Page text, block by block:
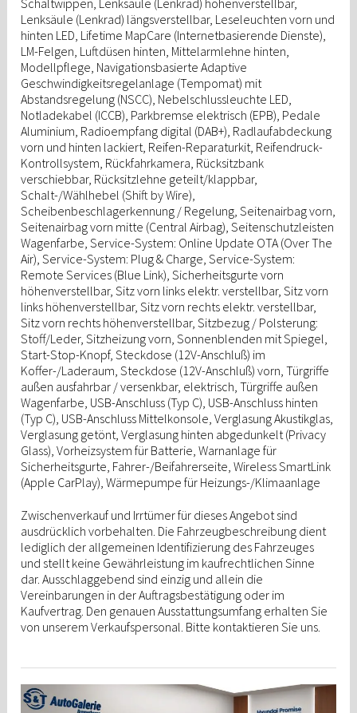
Lenksäule (Lenkrad) längsverstellbar, Leseleuchten vorn und
hinten LED, Lifetime MapCare (Internetbasierende Dienste),
LM-Felgen, Luftdüsen hinten, Mittelarmlehne hinten,
Modellpflege, Navigationsbasierte Adaptive
Geschwindigkeitsregelanlage (Tempomat) mit
Abstandsregelung (NSCC), Nebelschlussleuchte LED,
Notladekabel (ICCB), Parkbremse elektrisch (EPB), Pedale
Aluminium, Radioempfang digital (DAB+), Radlaufabdeckung
vorn und hinten lackiert, Reifen-Reparaturkit, Reifendruck-
Kontrollsystem, Rückfahrkamera, Rücksitzbank
verschiebbar, Rücksitzlehne geteilt/klappbar,
Schalt-/Wählhebel (Shift by Wire),
Scheibenbeschlagerkennung / Regelung, Seitenairbag vorn,
Seitenairbag vorn mitte (Central Airbag), Seitenschutzleisten
Wagenfarbe, Service-System: Online Update OTA (Over The
Air), Service-System: Plug & Charge, Service-System:
Remote Services (Blue Link), Sicherheitsgurte vorn
höhenverstellbar, Sitz vorn links elektr. verstellbar, Sitz vorn
links höhenverstellbar, Sitz vorn rechts elektr. verstellbar,
Sitz vorn rechts höhenverstellbar, Sitzbezug / Polsterung:
Stoff/Leder, Sitzheizung vorn, Sonnenblenden mit Spiegel,
Start-Stop-Knopf, Steckdose (12V-Anschluß) im
Koffer-/Laderaum, Steckdose (12V-Anschluß) vorn, Türgriffe
außen ausfahrbar / versenkbar, elektrisch, Türgriffe außen
Wagenfarbe, USB-Anschluss (Typ C), USB-Anschluss hinten
(Typ C), USB-Anschluss Mittelkonsole, Verglasung Akustikglas,
Verglasung getönt, Verglasung hinten abgedunkelt (Privacy
Glass), Vorheizsystem für Batterie, Warnanlage für
Sicherheitsgurte, Fahrer-/Beifahrerseite, Wireless SmartLink
(Apple CarPlay), Wärmepumpe für Heizungs-/Klimaanlage
Zwischenverkauf und Irrtümer für dieses Angebot sind
ausdrücklich vorbehalten. Die Fahrzeugbeschreibung dient
lediglich der allgemeinen Identifizierung des Fahrzeuges
und stellt keine Gewährleistung im kaufrechtlichen Sinne
dar. Ausschlaggebend sind einzig und allein die
Vereinbarungen in der Auftragsbestätigung oder im
Kaufvertrag. Den genauen Ausstattungsumfang erhalten Sie
von unserem Verkaufspersonal. Bitte kontaktieren Sie uns.